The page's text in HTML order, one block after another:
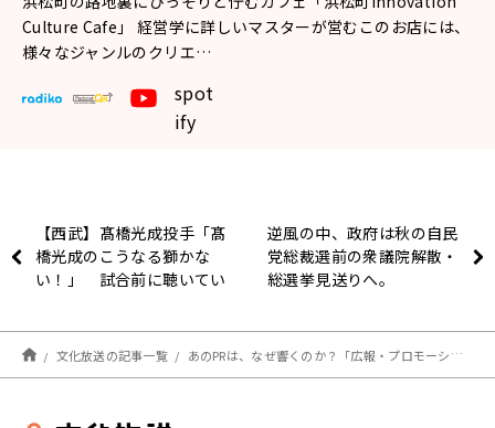
Culture Cafe」 経営学に詳しいマスターが営むこのお店には、
様々なジャンルのクリエ…
spot
ify
【西武】髙橋光成投手「髙
橋光成のこうなる獅かな
い！」 試合前に聴いてい
逆風の中、政府は秋の自民
党総裁選前の衆議院解散・
総選挙見送りへ。
文化放送の記事一覧 あのPRは、なぜ響くのか？「広報・プロモーションと共感力の関係とは」